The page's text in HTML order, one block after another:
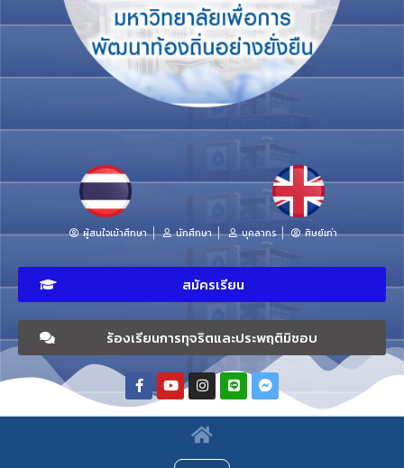
ผู้สนใจเข้าศึกษา นักศึกษา บุคลากร ศิษย์เก่า
สมัครเรียน
ร้องเรียนการทุจริตและประพฤติมิชอบ